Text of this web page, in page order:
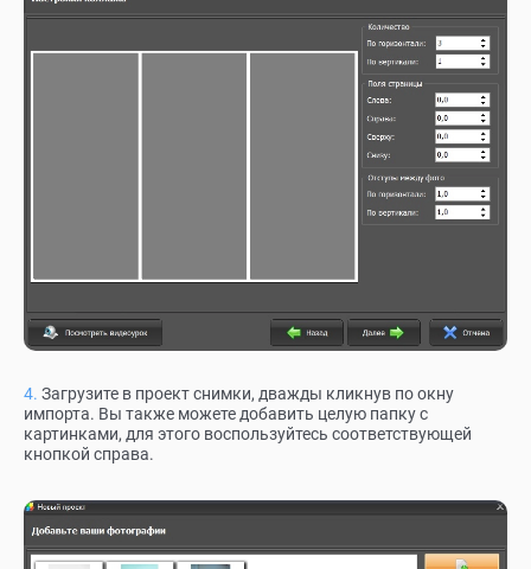
Загрузите в проект снимки, дважды кликнув по окну
импорта. Вы также можете добавить целую папку с
картинками, для этого воспользуйтесь соответствующей
кнопкой справа.